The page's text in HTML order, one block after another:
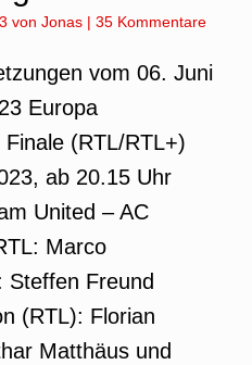
von Jonas | 35 Kommentare
vom 06. Juni
Europa
(RTL/RTL+)
ab 20.15 Uhr
United – AC
Marco
Steffen Freund
(RTL): Florian
Matthäus und